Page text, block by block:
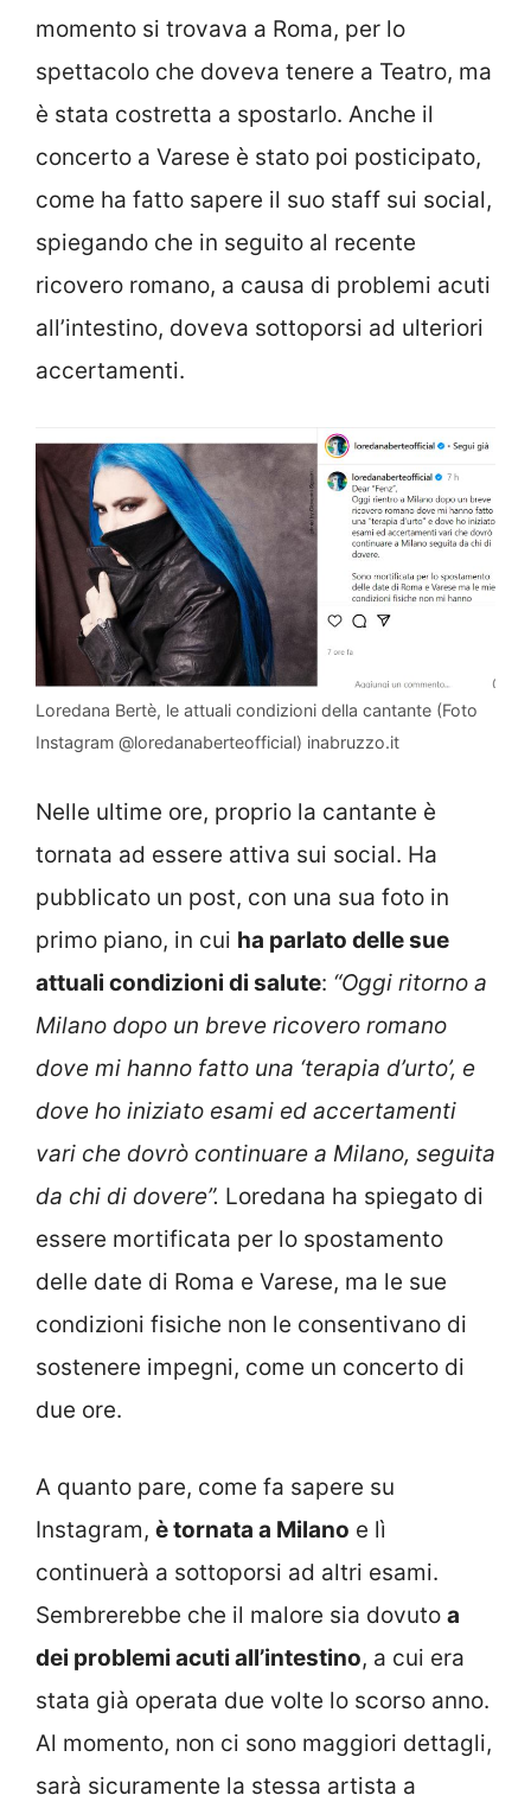
momento si trovava a Roma, per lo
spettacolo che doveva tenere a Teatro, ma
è stata costretta a spostarlo. Anche il
concerto a Varese è stato poi posticipato,
come ha fatto sapere il suo staff sui social,
spiegando che in seguito al recente
ricovero romano, a causa di problemi acuti
all’intestino, doveva sottoporsi ad ulteriori
accertamenti.
Loredana Bertè, le attuali condizioni della cantante (Foto
Instagram @loredanaberteofficial) inabruzzo.it
Nelle ultime ore, proprio la cantante è
tornata ad essere attiva sui social. Ha
pubblicato un post, con una sua foto in
primo piano, in cui ha parlato delle sue
attuali condizioni di salute: “Oggi ritorno a
Milano dopo un breve ricovero romano
dove mi hanno fatto una ‘terapia d’urto’, e
dove ho iniziato esami ed accertamenti
vari che dovrò continuare a Milano, seguita
da chi di dovere”. Loredana ha spiegato di
essere mortificata per lo spostamento
delle date di Roma e Varese, ma le sue
condizioni fisiche non le consentivano di
sostenere impegni, come un concerto di
due ore.
A quanto pare, come fa sapere su
Instagram, è tornata a Milano e lì
continuerà a sottoporsi ad altri esami.
Sembrerebbe che il malore sia dovuto a
dei problemi acuti all’intestino, a cui era
stata già operata due volte lo scorso anno.
Al momento, non ci sono maggiori dettagli,
sarà sicuramente la stessa artista a